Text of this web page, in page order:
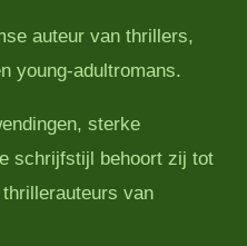
auteur van thrillers,
young-adultromans.
sterke
schrijfstijl behoort zij tot
van